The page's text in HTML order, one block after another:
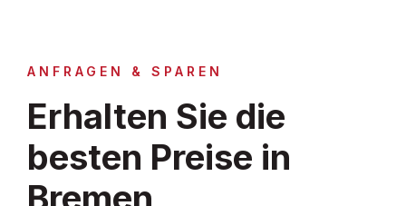
ANFRAGEN & SPAREN
Erhalten Sie die
besten Preise in